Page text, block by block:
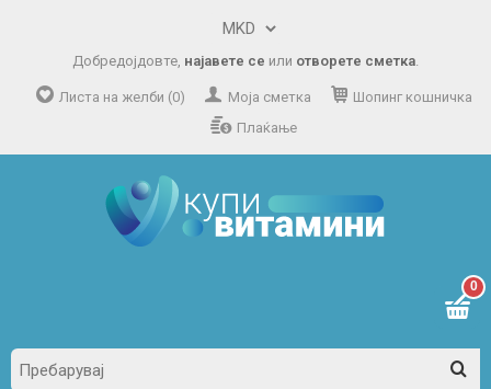
Добредојдовте, најавете се или отворете сметка.
Листа на желби (0) Моја сметка
Шопинг кошничка
Плаќање
0